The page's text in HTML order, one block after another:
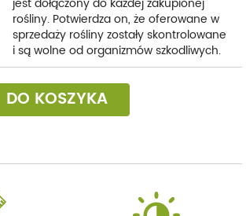
rośliny. Potwierdza on, że oferowane w
sprzedaży rośliny zostały skontrolowane
i są wolne od organizmów szkodliwych.
DO KOSZYKA